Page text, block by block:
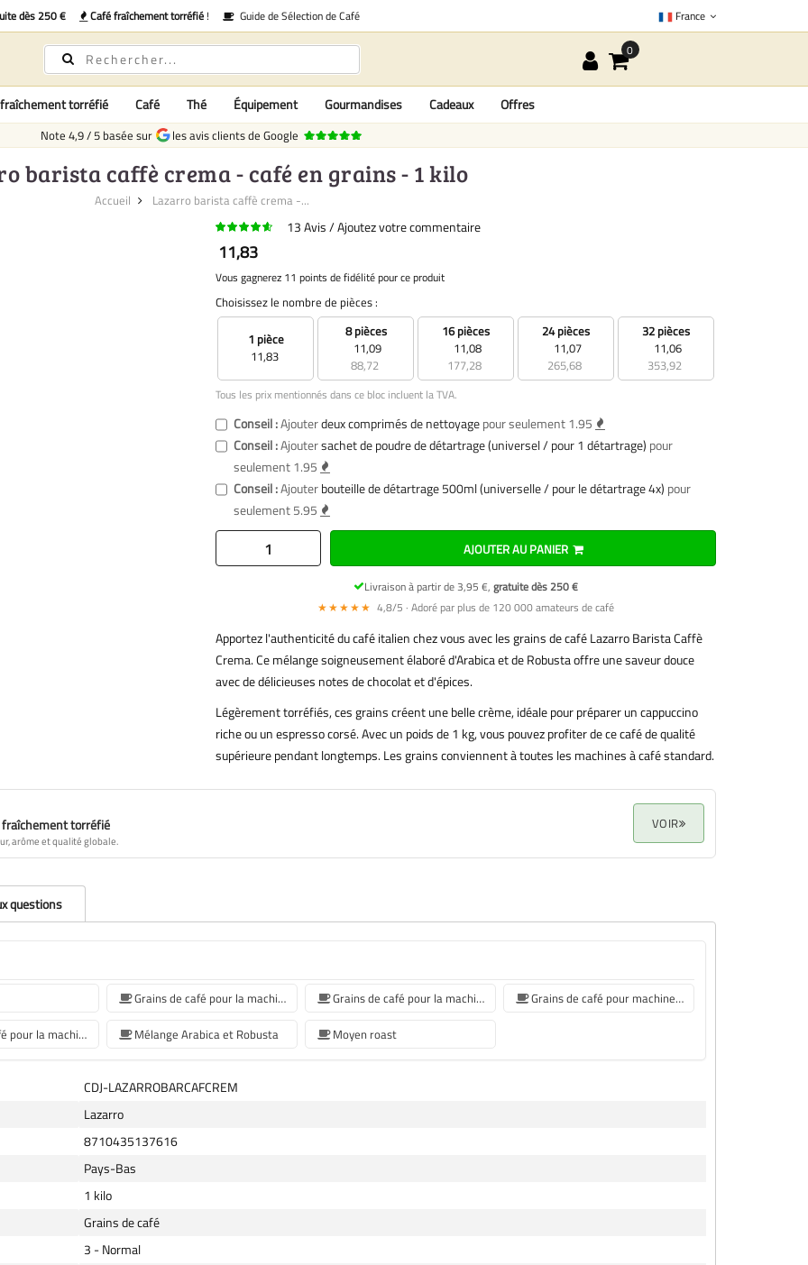
dès 250 € Café fraîchement torréfié ! Guide de Sélection de Café France
torréfié Café Thé Équipement Gourmandises Cadeaux Offres
Note 4,9/5 basée sur les avis clients de Google
barista caffè crema - café en grains - 1 kilo
Accueil Lazarro barista caffè crema -...
13Avis Ajoutez votre commentaire
11,83
Vous gagnerez 11 points de fidélité pour ce produit
Choisissez le nombre de pièces :
1 pièce
11,83
8 pièces
11,09
88,72
16 pièces
11,08
177,28
24 pièces
11,07
265,68
32 pièces
11,06
353,92
Tous les prix mentionnés dans ce bloc incluent la TVA.
Conseil :Ajouterdeux comprimés de nettoyagepour seulement 1.95
Conseil :Ajoutersachet de poudre de détartrage (universel / pour 1 détartrage) pour
seulement 1.95
Conseil :Ajouterbouteille de détartrage 500ml (universelle / pour le détartrage 4x) pour
seulement 5.95
AJOUTER AU PANIER
Livraison à partir de 3,95 €, gratuite dès 250 €
★★★★★ 4,8/5 · Adoré par plus de 120 000 amateurs de café
Apportez l'authenticité du café italien chez vous avec les grains de café Lazarro Barista Caffè
Crema. Ce mélange soigneusement élaboré d'Arabica et de Robusta offre une saveur douce
avec de délicieuses notes de chocolat et d'épices.
Légèrement torréfiés, ces grains créent une belle crème, idéale pour préparer un cappuccino
riche ou un espresso corsé. Avec un poids de 1 kg, vous pouvez profiter de ce café de qualité
supérieure pendant longtemps. Les grains conviennent à toutes les machines à café standard.
fraîchement torréfié
arôme et qualité globale.
VOIR
questions
Grains de café pour la machine à café Jura Grains de café pour la machine à café De'Longhi
Grains de café pour machine à café Philips
grains de café pour la machine à café Siemens Mélange Arabica et Robusta Moyen roast
CDJ-LAZARROBARCAFCREM
Lazarro
8710435137616
Pays-Bas
1 kilo
Grains de café
3 - Normal